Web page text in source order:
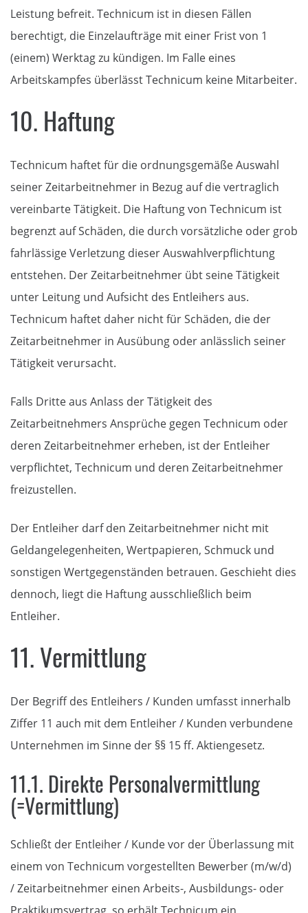
Leistung befreit. Technicum ist in diesen Fällen
berechtigt, die Einzelaufträge mit einer Frist von 1
(einem) Werktag zu kündigen. Im Falle eines
Arbeitskampfes überlässt Technicum keine Mitarbeiter.
10. Haftung
Technicum haftet für die ordnungsgemäße Auswahl
seiner Zeitarbeitnehmer in Bezug auf die vertraglich
vereinbarte Tätigkeit. Die Haftung von Technicum ist
begrenzt auf Schäden, die durch vorsätzliche oder grob
fahrlässige Verletzung dieser Auswahlverpflichtung
entstehen. Der Zeitarbeitnehmer übt seine Tätigkeit
unter Leitung und Aufsicht des Entleihers aus.
Technicum haftet daher nicht für Schäden, die der
Zeitarbeitnehmer in Ausübung oder anlässlich seiner
Tätigkeit verursacht.
Falls Dritte aus Anlass der Tätigkeit des
Zeitarbeitnehmers Ansprüche gegen Technicum oder
deren Zeitarbeitnehmer erheben, ist der Entleiher
verpflichtet, Technicum und deren Zeitarbeitnehmer
freizustellen.
Der Entleiher darf den Zeitarbeitnehmer nicht mit
Geldangelegenheiten, Wertpapieren, Schmuck und
sonstigen Wertgegenständen betrauen. Geschieht dies
dennoch, liegt die Haftung ausschließlich beim
Entleiher.
11. Vermittlung
Der Begriff des Entleihers / Kunden umfasst innerhalb
Ziffer 11 auch mit dem Entleiher / Kunden verbundene
Unternehmen im Sinne der §§ 15 ff. Aktiengesetz.
11.1. Direkte Personalvermittlung
(=Vermittlung)
Schließt der Entleiher / Kunde vor der Überlassung mit
einem von Technicum vorgestellten Bewerber (m/w/d)
/ Zeitarbeitnehmer einen Arbeits-, Ausbildungs- oder